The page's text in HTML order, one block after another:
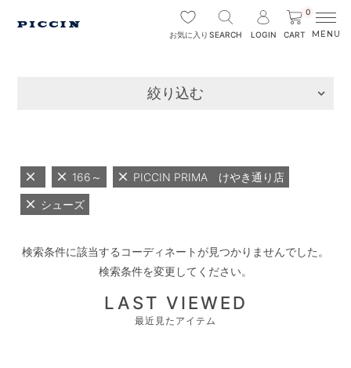
お気に入り SEARCH LOGIN
0
CART
絞り込む
166～ PICCIN PRIMA けやき通り店
シューズ
検索条件に該当するコーディネートが見つかりませんでした。
検索条件を変更してください。
LAST VIEWED
最近見たアイテム